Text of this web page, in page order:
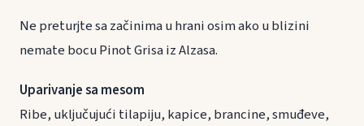
Ne preturjte sa začinima u hrani osim ako u blizini
nemate bocu Pinot Grisa iz Alzasa.
Uparivanje sa mesom
Ribe, uključujući tilapiju, kapice, brancine, smuđeve,